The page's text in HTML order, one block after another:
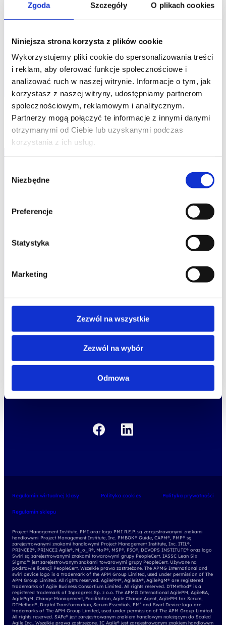
Zgoda Szczegóły O plikach cookies
Niniejsza strona korzysta z plików cookie
Wykorzystujemy pliki cookie do spersonalizowania treści
i reklam, aby oferować funkcje społecznościowe i
analizować ruch w naszej witrynie. Informacje o tym, jak
korzystasz z naszej witryny, udostępniamy partnerom
społecznościowym, reklamowym i analitycznym.
Partnerzy mogą połączyć te informacje z innymi danymi
otrzymanymi od Ciebie lub uzyskanymi podczas
korzystania z ich usług.
zgody
Niezbędne
Preferencje
Statystyka
Marketing
Zezwól na wszystkie
Zezwól na wybór
Odmowa
PL
1 600,00 PLN
Pierwotna
wynosiła:
1 600,00 PLN.
1 500,00PLN
Aktualna
wynosi:
1 500,00 PLN.
+ 23% VAT (1 845,00PLN brutto)
Poprzednia najniższa cena:
studia podyplomowe
promocje
dofinansowania
oferta
o Altkom Akademii
zrównoważony rozwój
kariera
Regulamin wirtualnej klasy Polityka cookies Polityka prywatności
Regulamin sklepu
Project Management Institute, PMI oraz logo PMI R.E.P. są zarejestrowanymi znakami
handlowymi Project Management Institute, Inc. PMBOK® Guide, CAPM®, PMP® są
zarejestrowanymi znakami handlowymi Project Management Institute, Inc. ITIL®,
PRINCE2®, PRINCE2 Agile®, M_o_R®, MoP®, MSP®, P3O®, DEVOPS INSTITUTE® oraz logo
Swirl są zarejestrowanymi znakami towarowymi grupy PeopleCert. IASSC Lean Six
Sigma™ jest zarejestrowanym znakami towarowymi grupy PeopleCert. Używane na
podstawie licencji PeopleCert. Wszelkie prawa zastrzeżone. The APMG International and
swirl device logo is a trademark of the APM Group Limited, used under permission of The
APM Group Limited. All rights reserved. AgilePM®, AgileBA®, AgilePgM® are registered
trademarks of Agile Business Consortium Limited. All rights reserved. DTMethod® is a
registered trademark of Inprogress Sp. z o.o. The APMG International AgilePM, AgileBA,
AgilePgM, Change Management, Facilitation, Agile Change Agent, AgilePM for Scrum,
DTMethod®, Digital Transformation, Scrum Essentials, PM² and Swirl Device logo are
trademarks of The APM Group Limited, used under permission of The APM Group Limited.
All rights reserved. SAFe® jest zarejestrowanym znakiem handlowym należącym do Scaled
Agile Inc.. Wszelkie prawa zastrzeżone. IC Agile® jest zarejestrowanym znakiem handlowym